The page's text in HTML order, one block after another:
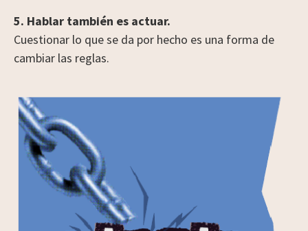
5. Hablar también es actuar.
Cuestionar lo que se da por hecho es una forma de
cambiar las reglas.